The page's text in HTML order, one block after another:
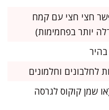
חצי חצי עם קמח
יותר בפחמימות)
שמן קוקוס לגרסה